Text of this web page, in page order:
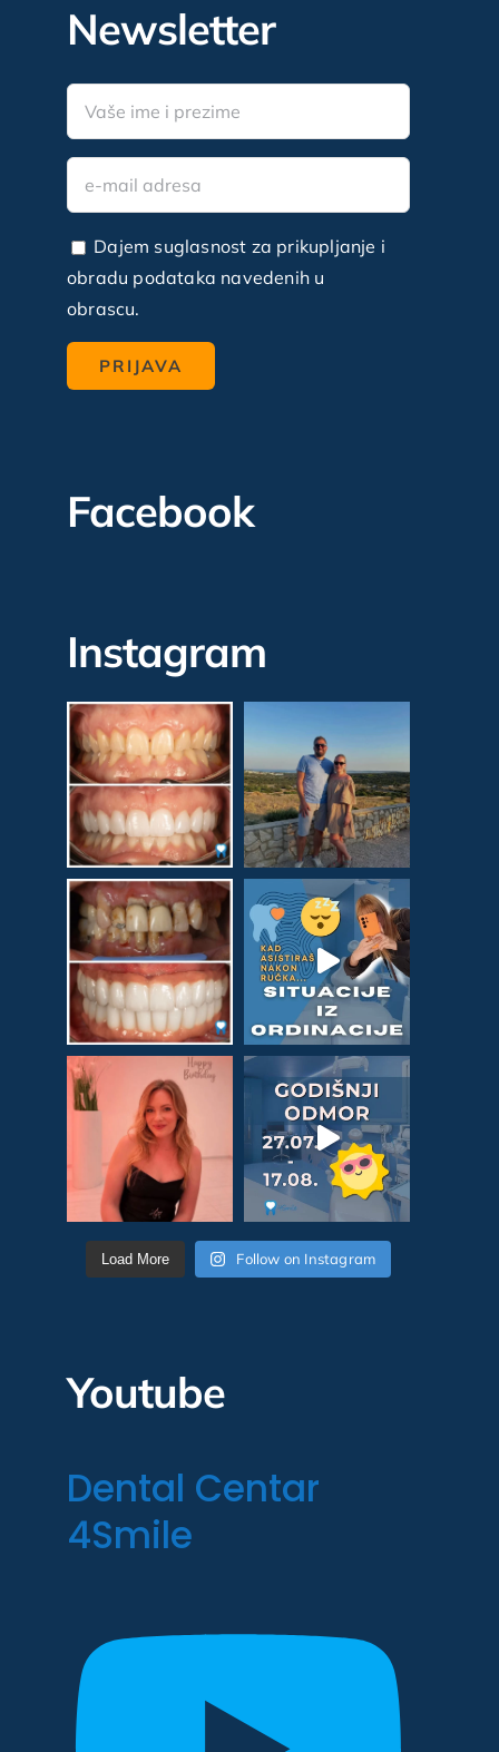
Newsletter
Dajem suglasnost za prikupljanje i
obradu podataka navedenih u
obrascu.
Facebook
Instagram
Load More Follow on Instagram
Youtube
Dental Centar
4Smile